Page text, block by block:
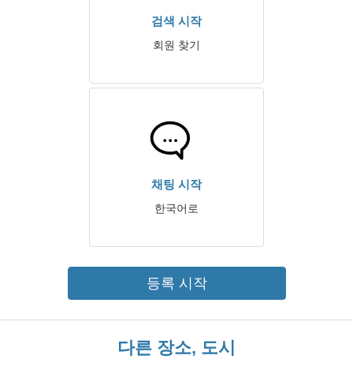
검색 시작
회원 찾기
채팅 시작
한국어로
등록 시작
다른 장소, 도시